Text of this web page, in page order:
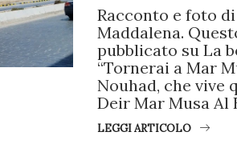
Racconto e foto
Maddalena.
pubblicato su La
“Tornerai a Mar
Nouhad, che vive
Deir Mar Musa Al
LEGGI ARTICOLO